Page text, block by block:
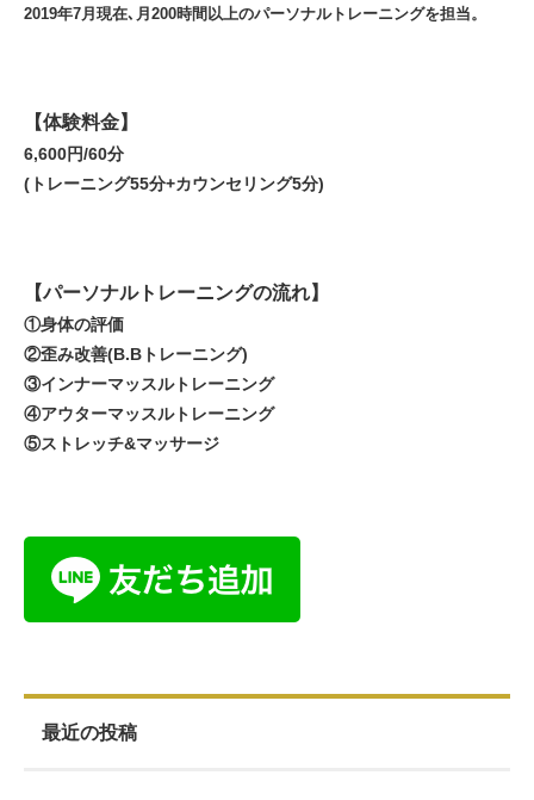
2019年7月現在､月200時間以上のパーソナルトレーニングを担当。
【体験料金】
6,600円/60分
(トレーニング55分+カウンセリング5分)
【パーソナルトレーニングの流れ】
①身体の評価
②歪み改善(B.Bトレーニング)
③インナーマッスルトレーニング
④アウターマッスルトレーニング
⑤ストレッチ&マッサージ
最近の投稿